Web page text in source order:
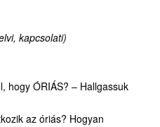
kapcsolati)
hogy ÓRIÁS? – Hallgassuk
az óriás? Hogyan